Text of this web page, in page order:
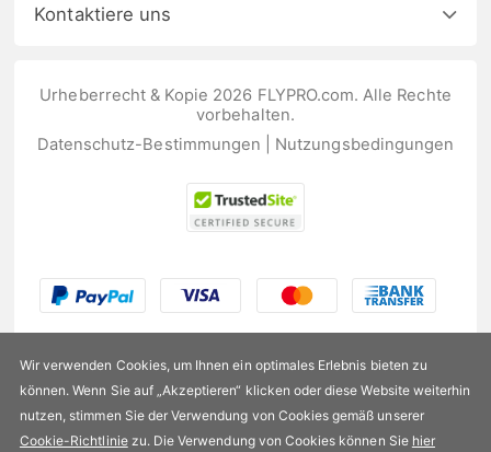
Kontaktiere uns
Urheberrecht & Kopie 2026 FLYPRO.com. Alle Rechte
vorbehalten.
Datenschutz-Bestimmungen
Nutzungsbedingungen
Wir verwenden Cookies, um Ihnen ein optimales Erlebnis bieten zu
können. Wenn Sie auf „Akzeptieren“ klicken oder diese Website weiterhin
nutzen, stimmen Sie der Verwendung von Cookies gemäß unserer
Cookie-Richtliniezu. Die Verwendung von Cookies können Sie hier